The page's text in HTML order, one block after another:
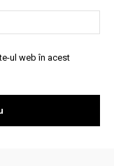
ul web în acest